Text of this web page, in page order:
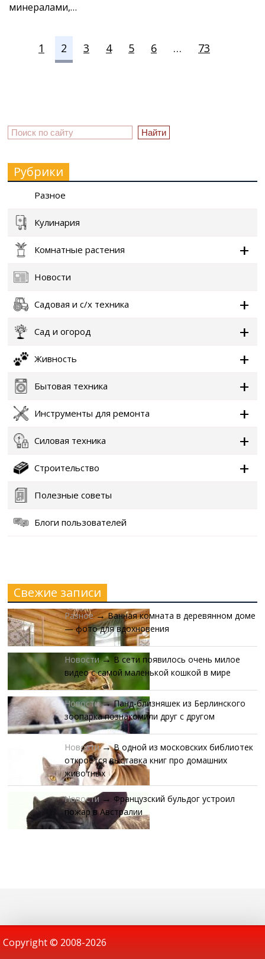
минералами,…
1 2 3 4 5 6 … 73
Рубрики
Разное
Кулинария
Комнатные растения
Новости
Садовая и с/х техника
Сад и огород
Живность
Бытовая техника
Инструменты для ремонта
Силовая техника
Строительство
Полезные советы
Блоги пользователей
Свежие записи
Разное → Ванная комната в деревянном доме
— фото для вдохновения
Новости → В сети появилось очень милое
видео с самой маленькой кошкой в мире
Новости → Панд-близняшек из Берлинского
зоопарка познакомили друг с другом
Новости → В одной из московских библиотек
откроется выставка книг про домашних
животных
Новости → Французский бульдог устроил
пожар в Австралии
Copyright © 2008-2026